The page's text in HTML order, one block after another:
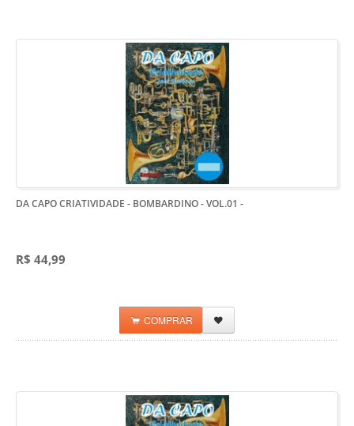
DA CAPO CRIATIVIDADE - BOMBARDINO - VOL.01 -
R$ 44,99
COMPRAR